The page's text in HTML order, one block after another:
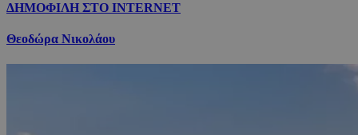
ΔΗΜΟΦΙΛΗ ΣΤΟ INTERNET
Θεοδώρα Νικολάου